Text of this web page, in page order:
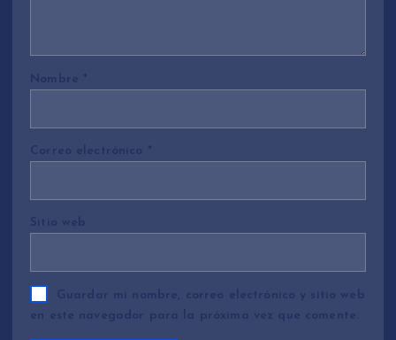
Nombre *
Correo electrónico *
Sitio web
Guardar mi nombre, correo electrónico y sitio web
en este navegador para la próxima vez que comente.